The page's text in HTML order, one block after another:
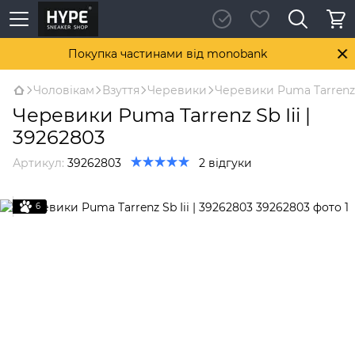
Покупка частинами від monobank
Чоловікам Взуття Черевики Черевики Puma
Черевики Puma Tarrenz Sb Iii |
39262803
Артикул: 39262803 2 відгуки
6